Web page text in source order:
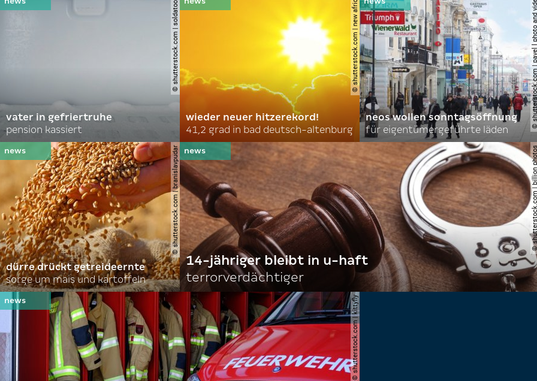
© shutterstock.com | soldatooff
vater in gefriertruhe
pension kassiert
© shutterstock.com | new africa
wieder neuer hitzerekord!
41,2 grad in bad deutsch-altenburg
©
neos wollen sonntagsöffnung
für eigentümergeführte läden
© shutterstock.com | branislavpudar
dürre drückt getreideernte
sorge um mais und kartoffeln
©
14-jähriger bleibt in u-haft
terrorverdächtiger
© shutterstock.com | kittyfly